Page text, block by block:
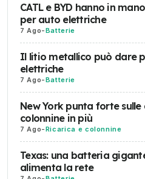
CATL e BYD hanno in
per auto elettriche
7 Ago-Batterie
Il litio metallico può dare
elettriche
7 Ago-Batterie
New York punta forte
colonnine in più
7 Ago-Ricarica e colonnine
Texas: una batteria
alimenta la rete